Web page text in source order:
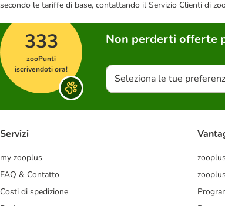
secondo le tariffe di base, contattando il Servizio Clienti di
333
zooPunti
iscrivendoti ora!
Non perderti offerte
Seleziona le tue
Servizi
my zooplus
FAQ & Contatto
Costi di spedizione